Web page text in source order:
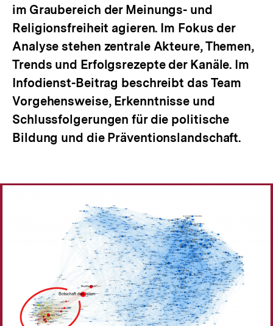
im Graubereich der Meinungs- und
Religionsfreiheit agieren. Im Fokus der
Analyse stehen zentrale Akteure, Themen,
Trends und Erfolgsrezepte der Kanäle. Im
Infodienst-Beitrag beschreibt das Team
Vorgehensweise, Erkenntnisse und
Schlussfolgerungen für die politische
Bildung und die Präventionslandschaft.